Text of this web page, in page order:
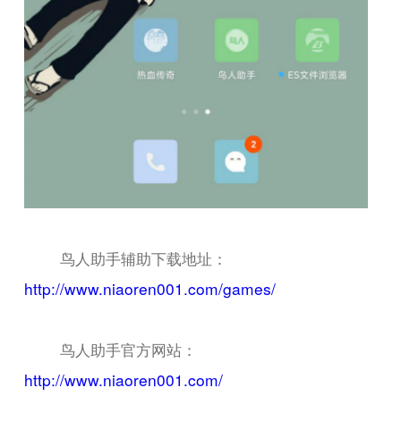
鸟人助手辅助下载地址：
http://www.niaoren001.com/games/
鸟人助手官方网站：
http://www.niaoren001.com/